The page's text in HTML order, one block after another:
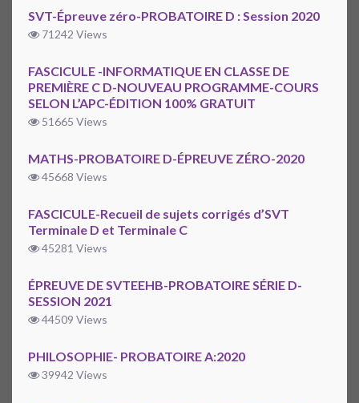
SVT-Épreuve zéro-PROBATOIRE D : Session 2020
71242 Views
FASCICULE -INFORMATIQUE EN CLASSE DE
PREMIÈRE C D-NOUVEAU PROGRAMME-COURS
SELON L’APC-ÉDITION 100% GRATUIT
51665 Views
MATHS-PROBATOIRE D-ÉPREUVE ZÉRO-2020
45668 Views
FASCICULE-Recueil de sujets corrigés d’SVT
Terminale D et Terminale C
45281 Views
ÉPREUVE DE SVTEEHB-PROBATOIRE SÉRIE D-
SESSION 2021
44509 Views
PHILOSOPHIE- PROBATOIRE A:2020
39942 Views